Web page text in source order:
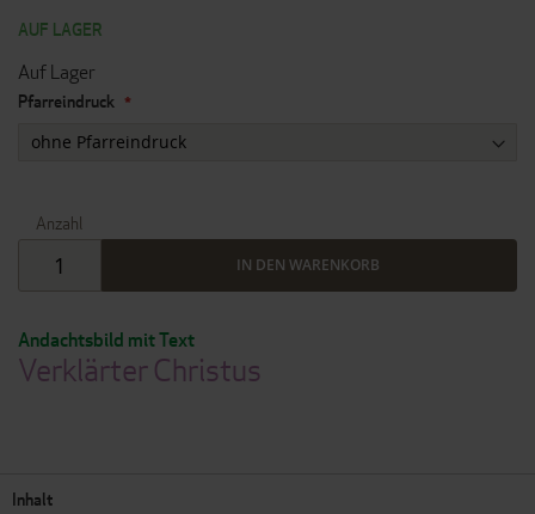
Andachtsbild mit Text
Verklärter Christus
AUF LAGER
Auf Lager
Pfarreindruck
Anzahl
IN DEN WARENKORB
Inhalt